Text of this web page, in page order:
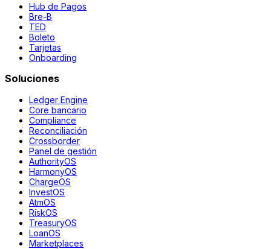
Hub de Pagos
Bre-B
TED
Boleto
Tarjetas
Onboarding
Soluciones
Ledger Engine
Core bancario
Compliance
Reconciliación
Crossborder
Panel de gestión
AuthorityOS
HarmonyOS
ChargeOS
InvestOS
AtmOS
RiskOS
TreasuryOS
LoanOS
Marketplaces